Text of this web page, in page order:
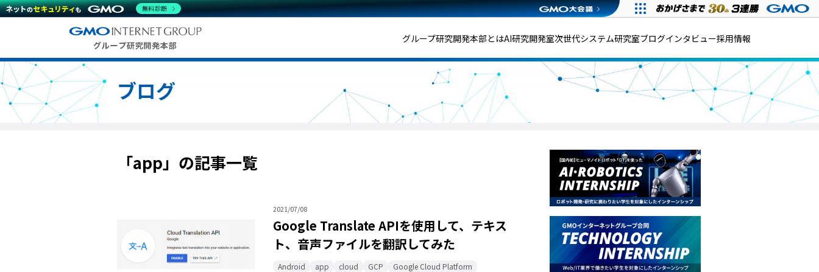
グループ研究開発本部とはAI研究開発室次世代システム研究室ブログインタビュー採用情報
ブログ
「app」の記事一覧
2021/07/08
Google Translate APIを使用して、テキス
ト、音声ファイルを翻訳してみた
Android app cloud GCP
Google Cloud Platform
無料診断